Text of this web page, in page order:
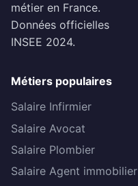
métier en France.
Données officielles
INSEE 2024.
Métiers populaires
Salaire Infirmier
Salaire Avocat
Salaire Plombier
Salaire Agent immobilier